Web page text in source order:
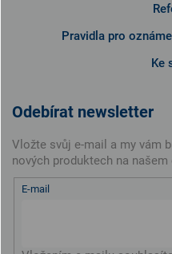
Pravidla pro
Ke
Odebírat newsletter
Vložte svůj e-mail a my vám
nových produktech na našem
E-mail